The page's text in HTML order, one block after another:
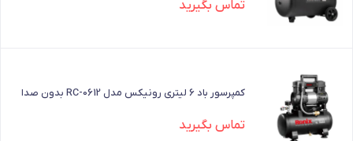
تماس بگیرید
کمپرسور باد 6 لیتری رونیکس مدل RC-0612 بدون صدا
تماس بگیرید